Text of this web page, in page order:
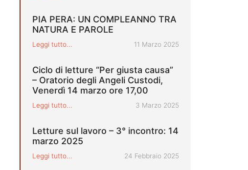
PIA PERA: UN COMPLEANNO TRA
NATURA E PAROLE
Leggi tutto... Pubblicato il
11 Marzo 2025
Ciclo di letture “Per giusta causa”
– Oratorio degli Angeli Custodi,
Venerdì 14 marzo ore 17,00
Leggi tutto... Pubblicato il
3 Marzo 2025
Letture sul lavoro – 3° incontro: 14
marzo 2025
Leggi tutto... Pubblicato il
24 Febbraio 2025